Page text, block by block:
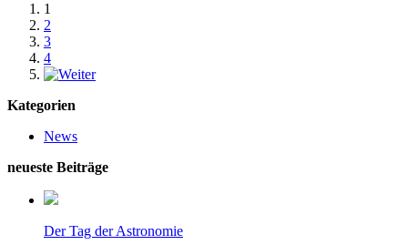
1
2
3
4
Kategorien
News
neueste Beiträge
Der Tag der Astronomie